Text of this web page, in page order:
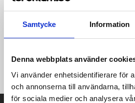
Samtycke Information
Denna webbplats använder
Vi använder enhetsidentifierare för
och annonserna till användarna,
för sociala medier och analysera
Produktinformation Specifikationer
hitta små metallföremål/metalldelar på